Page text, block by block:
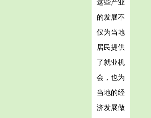
这些产业
的发展不
仅为当地
居民提供
了就业机
会，也为
当地的经
济发展做